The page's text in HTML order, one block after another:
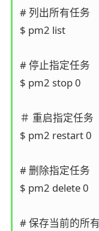
# 列出所有任务
$ pm2 list
# 停止指定任务
$ pm2 stop 0
＃ 重启指定任务
$ pm2 restart 0
# 删除指定任务
$ pm2 delete 0
# 保存当前的所